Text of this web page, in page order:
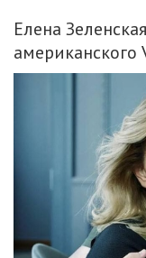
Елена
американского